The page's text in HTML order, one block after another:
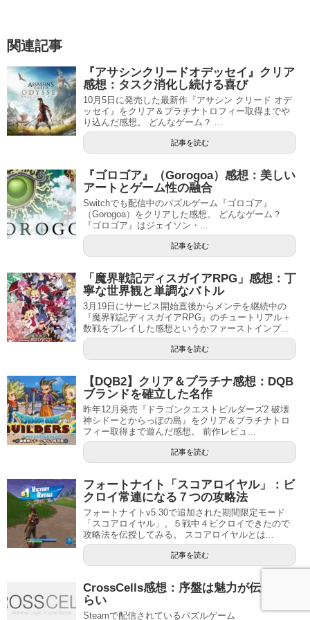
関連記事
『アサシンクリードオデッセイ』クリア
感想：タスク消化し続ける喜び
10月5日に発売した最新作『アサシン クリード オデ
ッセイ』をクリア＆プラチナトロフィー取得までや
り込んだ感想。 どんなゲーム？ ...
記事を読む
『ゴロゴア』（Gorogoa）感想：美しい
アートとゲーム性の融合
Switchでも配信中のパズルゲーム『ゴロゴア』
（Gorogoa）をクリアした感想。 どんなゲーム？
『ゴロゴア』はジェイソン・...
記事を読む
「魔界戦記ディスガイアRPG」感想：丁
寧な世界観と単調なバトル
3月19日にサービス開始直後からメンテを継続中の
『魔界戦記ディスガイアRPG』のチュートリアル＋
数戦をプレイした感想というかファーストインプ...
記事を読む
【DQB2】クリア＆プラチナ感想：DQB
ブランドを確立した名作
昨年12月発売『ドラゴンクエストビルダーズ2 破壊
神シドーとからっぽの島』をクリア＆プラチナトロ
フィー取得まで遊んだ感想。 前作レビュ...
記事を読む
フォートナイト「スコアロイヤル」：ビ
クロイ常連になる７つの攻略法
フォートナイトv5.30で追加された期間限定モード
「スコアロイヤル」。５戦中４ビクロイできたので
攻略法を伝授してみる。 スコアロイヤルとは...
記事を読む
CrossCells感想：序盤は魅力が伝わりづ
らい
Steamで配信されているパズルゲーム